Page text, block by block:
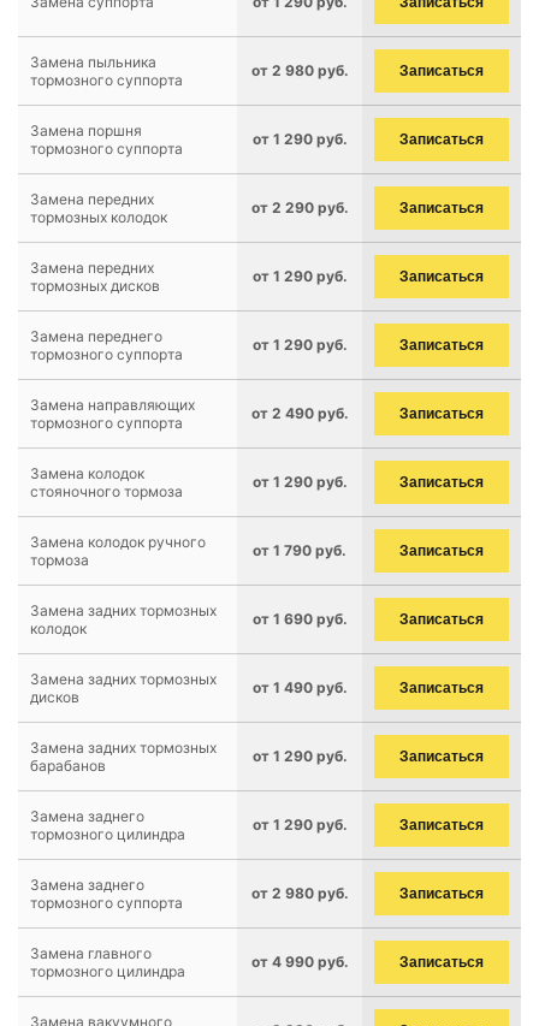
Замена пыльника
тормозного суппорта
от 2 980 руб. Записаться
Замена поршня
тормозного суппорта
от 1 290 руб. Записаться
Замена передних
тормозных колодок
от 2 290 руб. Записаться
Замена передних
тормозных дисков
от 1 290 руб. Записаться
Замена переднего
тормозного суппорта
от 1 290 руб. Записаться
Замена направляющих
тормозного суппорта
от 2 490 руб. Записаться
Замена колодок
стояночного тормоза
от 1 290 руб. Записаться
Замена колодок ручного
тормоза
от 1 790 руб. Записаться
Замена задних тормозных
колодок
от 1 690 руб. Записаться
Замена задних тормозных
дисков
от 1 490 руб. Записаться
Замена задних тормозных
барабанов
от 1 290 руб. Записаться
Замена заднего
тормозного цилиндра
от 1 290 руб. Записаться
Замена заднего
тормозного суппорта
от 2 980 руб. Записаться
Замена главного
тормозного цилиндра
от 4 990 руб. Записаться
Замена вакуумного